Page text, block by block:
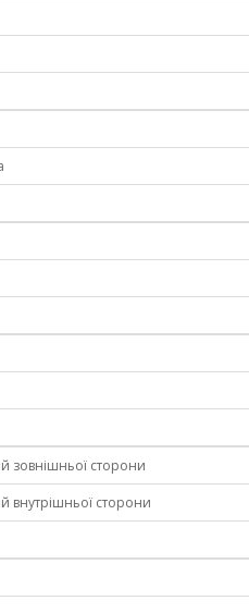
зовнішньої сторони
внутрішньої сторони